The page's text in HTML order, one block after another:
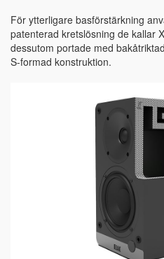
För ytterligare basförstärkning
patenterad kretslösning de kallar
dessutom portade med
S-formad konstruktion.